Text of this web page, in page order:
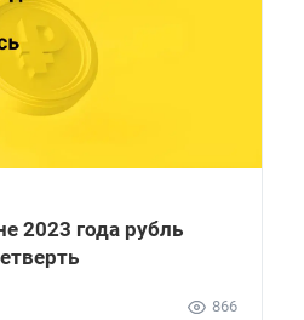
2023 года рубль
866